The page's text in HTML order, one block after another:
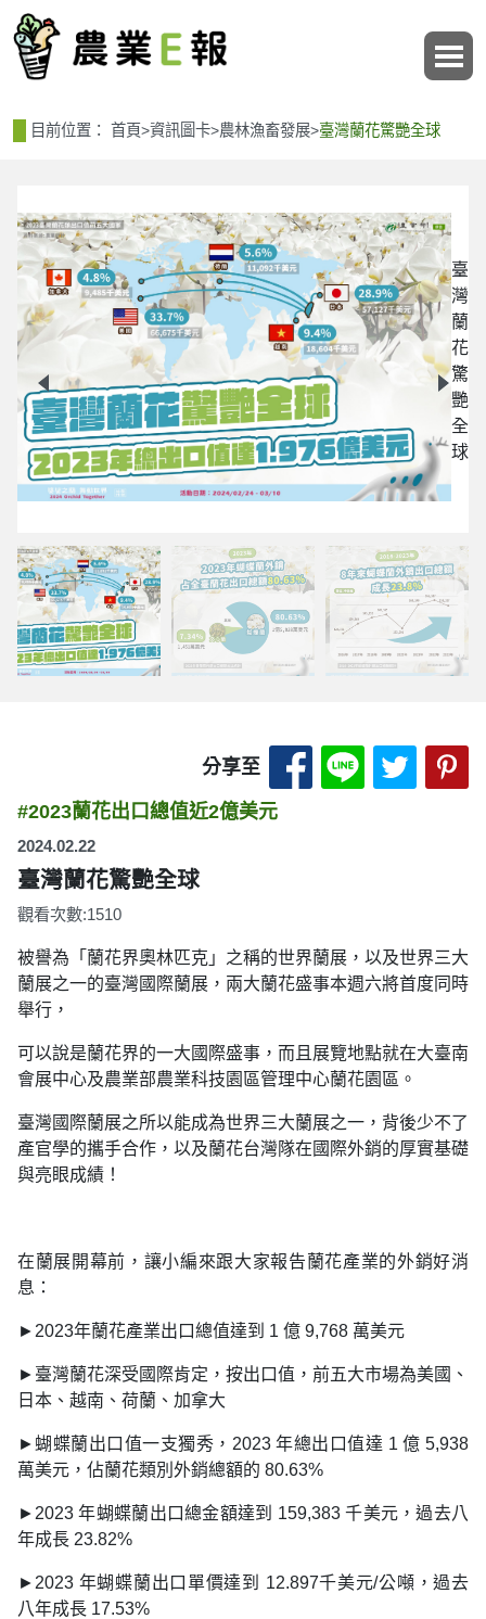
目前位置： 首頁>資訊圖卡>農林漁畜發展>臺灣蘭花驚艷全球
臺
灣
蘭
花
驚
艷
全
球
分享至 分享至 Facebook-
分享至分享
#2023蘭花出口總值近2億美元
2024.02.22
臺灣蘭花驚艷全球
觀看次數:1510
被譽為「蘭花界奧林匹克」之稱的世界蘭展，以及世界三大
蘭展之一的臺灣國際蘭展，兩大蘭花盛事本週六將首度同時
舉行，
可以說是蘭花界的一大國際盛事，而且展覽地點就在大臺南
會展中心及農業部農業科技園區管理中心蘭花園區。
臺灣國際蘭展之所以能成為世界三大蘭展之一，背後少不了
產官學的攜手合作，以及蘭花台灣隊在國際外銷的厚實基礎
與亮眼成績！
在蘭展開幕前，讓小編來跟大家報告蘭花產業的外銷好消
息：
►2023年蘭花產業出口總值達到 1 億 9,768 萬美元
►臺灣蘭花深受國際肯定，按出口值，前五大市場為美國、
日本、越南、荷蘭、加拿大
►蝴蝶蘭出口值一支獨秀，2023 年總出口值達 1 億 5,938
萬美元，佔蘭花類別外銷總額的 80.63%
►2023 年蝴蝶蘭出口總金額達到 159,383 千美元，過去八
年成長 23.82%
►2023 年蝴蝶蘭出口單價達到 12.897千美元/公噸，過去
八年成長 17.53%